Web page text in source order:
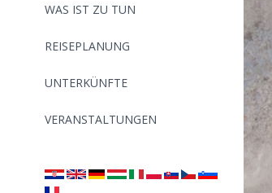
WAS IST ZU TUN
REISEPLANUNG
UNTERKÜNFTE
VERANSTALTUNGEN